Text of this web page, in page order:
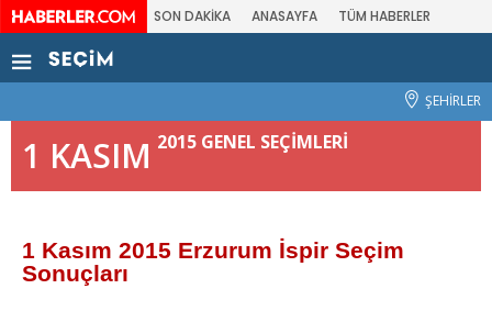
SON DAKİKA ANASAYFA TÜM HABERLER
ŞEHİRLER
1 KASIM 2015 GENEL SEÇİMLERİ
1 Kasım 2015 Erzurum İspir Seçim
Sonuçları